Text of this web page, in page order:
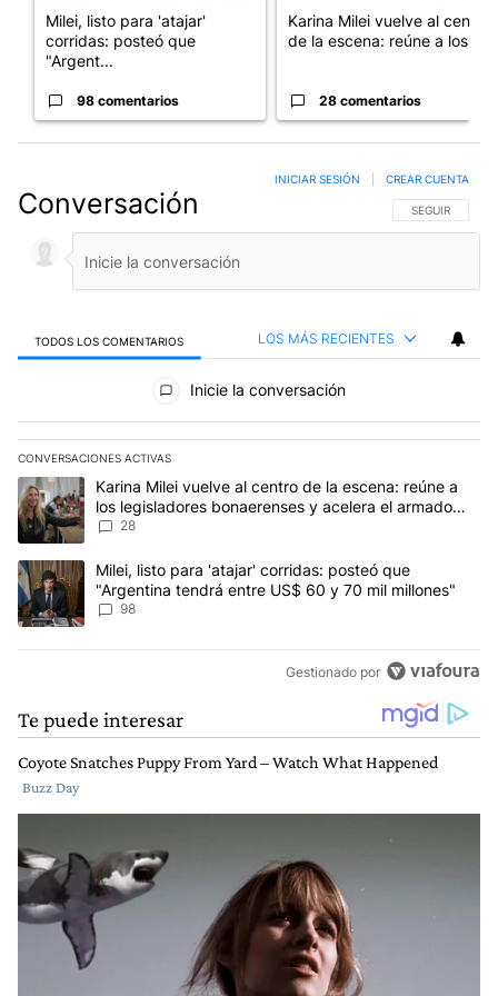
Milei, listo para 'atajar'
corridas: posteó que
"Argent...
98 comentarios
Karina Milei vuelve al centro
de la escena: reúne a los...
28 comentarios
Conversación SIGA ESTA
SEGUIR
INICIAR SESIÓN CREAR CUENTA
TODOS LOS COMENTARIOS LOS MÁS RECIENTES
Todos los comentarios
Inicie la conversación
CONVERSACIONES ACTIVAS
Este listado muestra los artículos con más comentarios en los
Un artículo de tendencia con el título "Karina Milei vuelve al
Karina Milei vuelve al centro de la escena: reúne a
los legisladores bonaerenses y acelera el armado
para 2027
28
Un artículo de tendencia con el título "Milei, listo para 'atajar'
Milei, listo para 'atajar' corridas: posteó que
"Argentina tendrá entre US$ 60 y 70 mil millones"
98
Gestionado por